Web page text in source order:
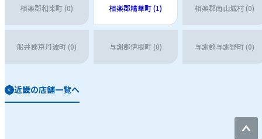
相楽郡和束町 (0) 相楽郡精華町 (1) 相楽郡南山城村 (0)
船井郡京丹波町 (0) 与謝郡伊根町 (0) 与謝郡与謝野町 (0)
近畿の店舗一覧へ